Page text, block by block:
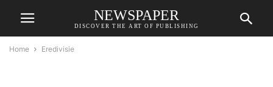
NEWSPAPER
DISCOVER THE ART OF PUBLISHING
Home Eredivisie